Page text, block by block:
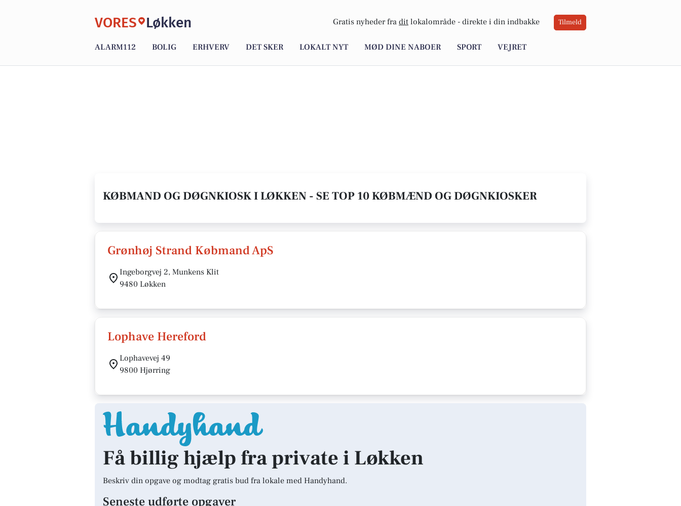
VORES Løkken Gratis nyheder fra dit lokalområde - direkte i din indbakke Tilmeld
ALARM112 BOLIG ERHVERV DET SKER LOKALT NYT MØD DINE NABOER SPORT VEJRET
KØBMAND OG DØGNKIOSK I LØKKEN - SE TOP 10 KØBMÆND OG DØGNKIOSKER
Grønhøj Strand Købmand ApS
Ingeborgvej 2, Munkens Klit
9480 Løkken
Lophave Hereford
Lophavevej 49
9800 Hjørring
Få billig hjælp fra private i Løkken
Beskriv din opgave og modtag gratis bud fra lokale med Handyhand.
Seneste udførte opgaver